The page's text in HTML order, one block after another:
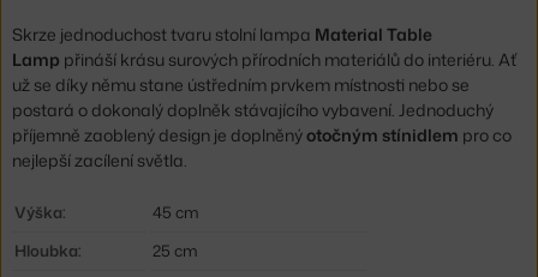
Skrze jednoduchost tvaru stolní lampa Material Table
Lamp přináší krásu surových přírodních materiálů do interiéru. Ať
už se díky němu stane ústředním prvkem místnosti nebo se
postará o dokonalý doplněk stávajícího vybavení. Jednoduchý
příjemně zaoblený design je doplněnýotočným stínidlem pro co
nejlepší zacílení světla.
Výška:
45 cm
Hloubka:
25 cm